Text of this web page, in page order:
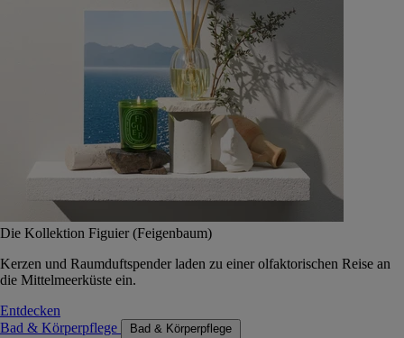
Die Kollektion Figuier (Feigenbaum)
Kerzen und Raumduftspender laden zu einer olfaktorischen Reise an
die Mittelmeerküste ein.
Entdecken
Bad & Körperpflege
Bad & Körperpflege